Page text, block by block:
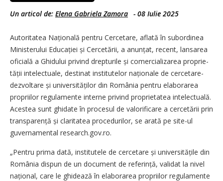
Un articol de: Elena Gabriela Zamora - 08 Iulie 2025
Autoritatea Națională pentru Cercetare, aflată în subordinea
Ministerului Educației și Cercetării, a anunțat, recent, lansarea
oficială a Ghidului privind drepturile și comercializarea proprie­
tății intelectuale, destinat institutelor naționale de cercetare-
dezvoltare și univer­sită­ților din România pentru elaborarea
propriilor regulamente interne privind proprietatea intelectuală.
Acestea sunt ghidate în procesul de valorificare a cercetării prin
transpa­rență și claritatea procedurilor, se arată pe site-ul
guvernamental research.gov.ro.
„Pentru prima dată, institutele de cercetare și universitățile din
România dispun de un document de referință, validat la nivel
națio­nal, care le ghidează în elaborarea propriilor regulamente